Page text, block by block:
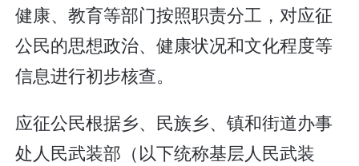
健康、教育等部门按照职责分工，对应征
公民的思想政治、健康状况和文化程度等
信息进行初步核查。
应征公民根据乡、民族乡、镇和街道办事
处人民武装部（以下统称基层人民武装